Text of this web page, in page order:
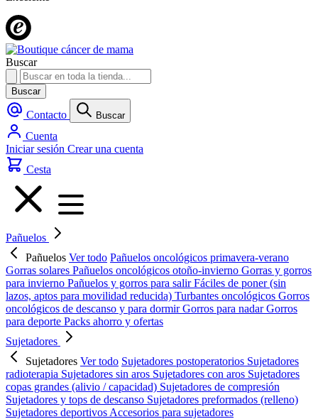
Buscar
Buscar
Contacto Buscar
Cuenta
Iniciar sesión Crear una cuenta
Cesta
Pañuelos
Pañuelos Ver todo Pañuelos oncológicos primavera-verano
Gorras solares Pañuelos oncológicos otoño-invierno Gorras y gorros
para invierno Pañuelos y gorros para salirFáciles de poner (sin
lazos, aptos para movilidad reducida) Turbantes oncológicos Gorros
oncológicos de descanso y para dormirGorros para nadarGorros
para deporte Packs ahorro y ofertas
Sujetadores
Sujetadores Ver todo Sujetadores postoperatorios Sujetadores
radioterapia Sujetadores sin aros Sujetadores con aros Sujetadores
copas grandes (alivio / capacidad) Sujetadores de compresión
Sujetadores y tops de descanso Sujetadores preformados (relleno)
Sujetadores deportivos Accesorios para sujetadores